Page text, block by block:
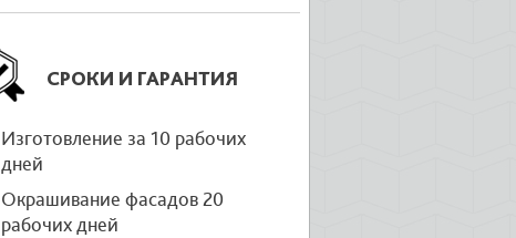
СРОКИ И ГАРАНТИЯ
Изготовление за 10 рабочих
дней
Окрашивание фасадов 20
рабочих дней